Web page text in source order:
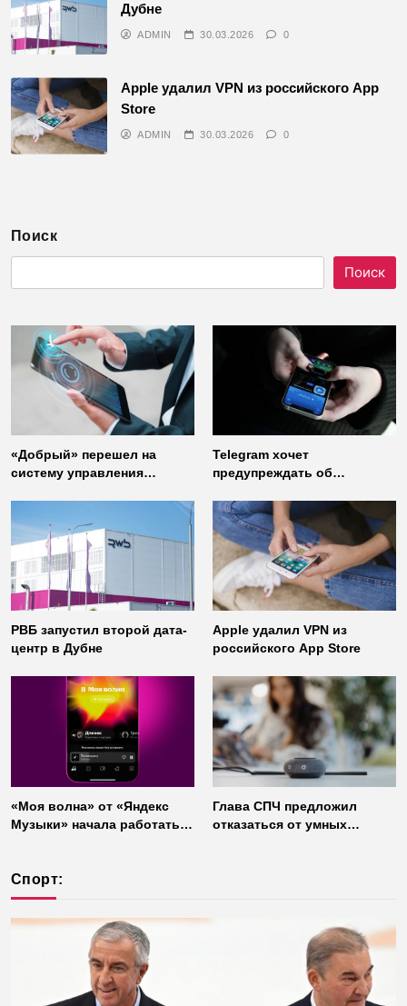
Дубне
ADMIN 30.03.2026 0
Apple удалил VPN из российского App
Store
ADMIN 30.03.2026 0
Поиск
Поиск
«Добрый» перешел на
систему управления
Telegram хочет
предупреждать об
неофициальных клиентов
мессенджера
РВБ запустил второй дата-
центр в Дубне
Apple удалил VPN из
российского App Store
«Моя волна» от «Яндекс
Музыки» начала работать
Глава СПЧ предложил
отказаться от умных
Спорт: